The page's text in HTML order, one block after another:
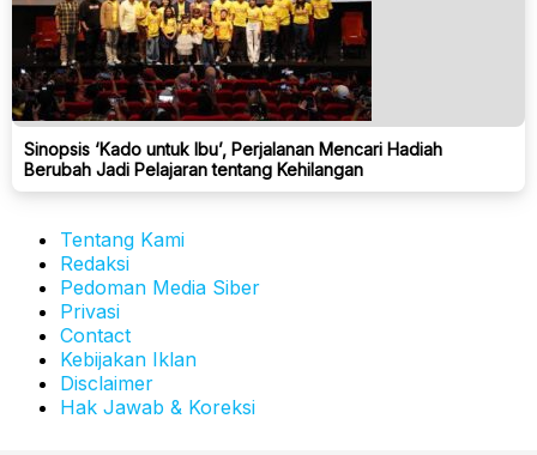
Sinopsis ‘Kado untuk Ibu’, Perjalanan Mencari Hadiah
Berubah Jadi Pelajaran tentang Kehilangan
Tentang Kami
Redaksi
Pedoman Media Siber
Privasi
Contact
Kebijakan Iklan
Disclaimer
Hak Jawab & Koreksi